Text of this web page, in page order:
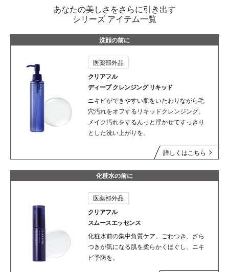
あなたの美しさをさらに引き出す
シリーズ アイテム一覧
洗顔の前に
医薬部外品
クリアフル
ディープクレンジング リキッド
ニキビができやすい肌をいたわりながら毛
穴汚れをオフするリキッドクレンジング。
メイク汚れをするんっと浮かせてすっきり
とした洗い上がりを。
詳しくはこちら
化粧水の前に
医薬部外品
クリアフル
スムースエッセンス
化粧水前の集中角質ケア。ごわつき、ざら
つきが気になる肌を柔らかくほぐし、ニキ
ビ予防を。